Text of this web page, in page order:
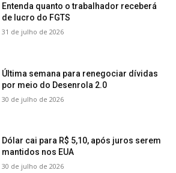
Entenda quanto o trabalhador receberá
de lucro do FGTS
31 de julho de 2026
Última semana para renegociar dívidas
por meio do Desenrola 2.0
30 de julho de 2026
Dólar cai para R$ 5,10, após juros serem
mantidos nos EUA
30 de julho de 2026